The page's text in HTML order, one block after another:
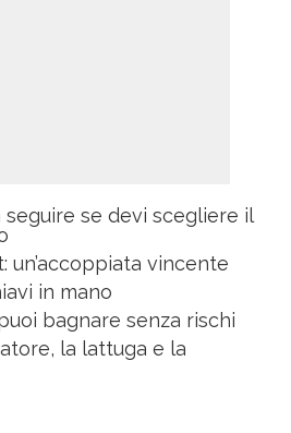
seguire se devi scegliere il
un’accoppiata vincente
in mano
bagnare senza rischi
la lattuga e la